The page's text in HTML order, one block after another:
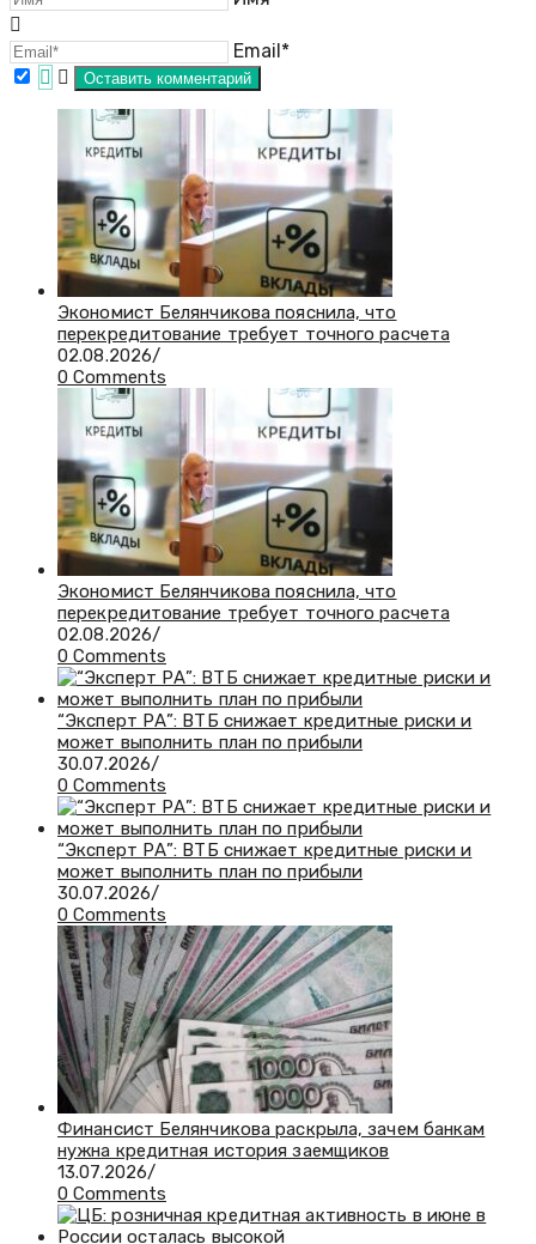
Email*
Экономист Белянчикова пояснила, что
перекредитование требует точного расчета
02.08.2026/
0 Comments
Экономист Белянчикова пояснила, что
перекредитование требует точного расчета
02.08.2026/
0 Comments
“Эксперт РА”: ВТБ снижает кредитные риски и
может выполнить план по прибыли
30.07.2026/
0 Comments
“Эксперт РА”: ВТБ снижает кредитные риски и
может выполнить план по прибыли
30.07.2026/
0 Comments
Финансист Белянчикова раскрыла, зачем банкам
нужна кредитная история заемщиков
13.07.2026/
0 Comments